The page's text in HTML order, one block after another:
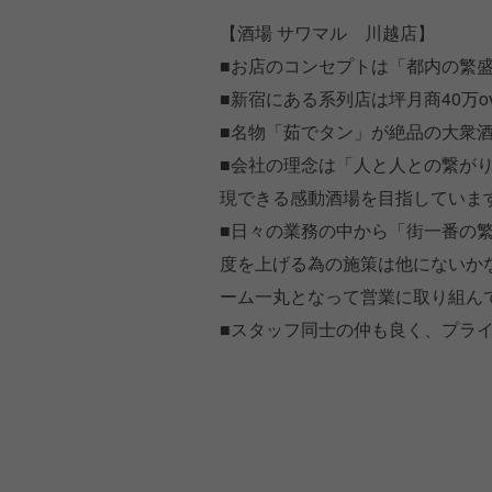
【酒場 サワマル 川越店】
■お店のコンセプトは「都内の繁
■新宿にある系列店は坪月商40万
■名物「茹でタン」が絶品の大衆
■会社の理念は「人と人との繋が
現できる感動酒場を目指していま
■日々の業務の中から「街一番の
度を上げる為の施策は他にない
ーム一丸となって営業に取り組ん
■スタッフ同士の仲も良く、プラ